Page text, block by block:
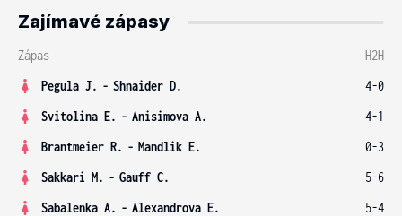
Zajímavé zápasy
Zápas
H2H
Pegula J. - Shnaider D.
4-0
Svitolina E. - Anisimova A.
4-1
Brantmeier R. - Mandlik E.
0-3
Sakkari M. - Gauff C.
5-6
Sabalenka A. - Alexandrova E.
5-4